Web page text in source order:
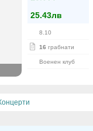
25.43лв
8.10
16 грабнати
Военен клуб